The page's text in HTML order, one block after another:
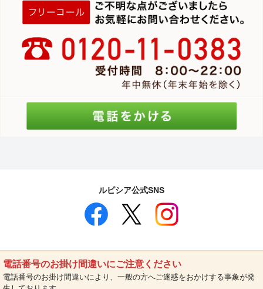
ルピシア公式SNS
電話番号のお掛け間違いにご注意ください
電話番号のお掛け間違いにより、一般の方へご迷惑をおかけする事象が発